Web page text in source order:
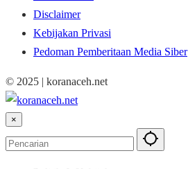
Disclaimer
Kebijakan Privasi
Pedoman Pemberitaan Media Siber
© 2025 | koranaceh.net
×